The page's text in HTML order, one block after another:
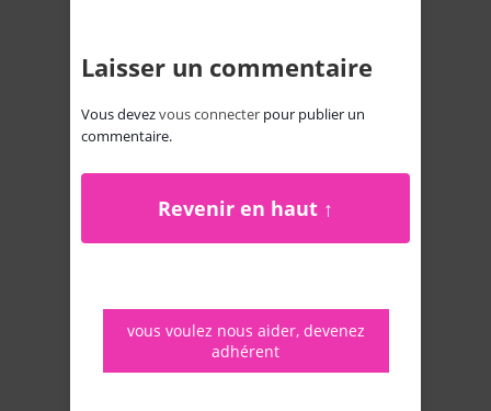
Laisser un commentaire
Vous devezvous connecter pour publier un
commentaire.
Revenir en haut ↑
vous voulez nous aider, devenez
adhérent